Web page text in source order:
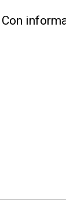
Con